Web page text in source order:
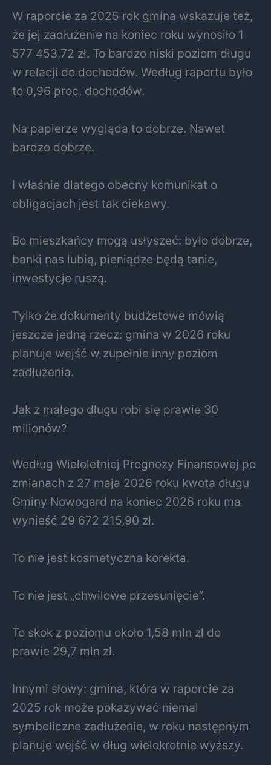
W raporcie za 2025 rok gmina wskazuje też,
że jej zadłużenie na koniec roku wynosiło 1
577 453,72 zł. To bardzo niski poziom długu
w relacji do dochodów. Według raportu było
to 0,96 proc. dochodów.
Na papierze wygląda to dobrze. Nawet
bardzo dobrze.
I właśnie dlatego obecny komunikat o
obligacjach jest tak ciekawy.
Bo mieszkańcy mogą usłyszeć: było dobrze,
banki nas lubią, pieniądze będą tanie,
inwestycje ruszą.
Tylko że dokumenty budżetowe mówią
jeszcze jedną rzecz: gmina w 2026 roku
planuje wejść w zupełnie inny poziom
zadłużenia.
Jak z małego długu robi się prawie 30
milionów?
Według Wieloletniej Prognozy Finansowej po
zmianach z 27 maja 2026 roku kwota długu
Gminy Nowogard na koniec 2026 roku ma
wynieść 29 672 215,90 zł.
To nie jest kosmetyczna korekta.
To nie jest „chwilowe przesunięcie”.
To skok z poziomu około 1,58 mln zł do
prawie 29,7 mln zł.
Innymi słowy: gmina, która w raporcie za
2025 rok może pokazywać niemal
symboliczne zadłużenie, w roku następnym
planuje wejść w dług wielokrotnie wyższy.